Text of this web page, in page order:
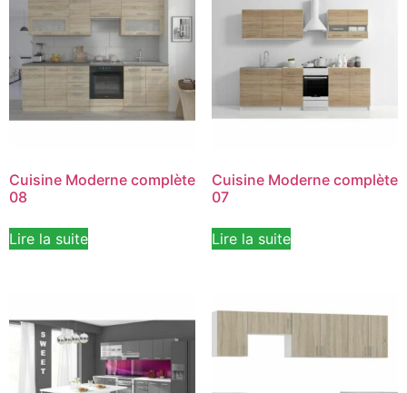
Cuisine Moderne complète
08
Lire la suite
Cuisine Moderne complète
07
Lire la suite